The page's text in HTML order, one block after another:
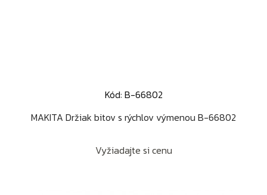
Kód: B-66802
MAKITA Držiak bitov s rýchlov výmenou B-66802
Vyžiadajte si cenu